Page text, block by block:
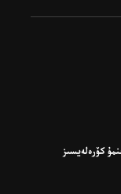
كۆرەلەيسىز